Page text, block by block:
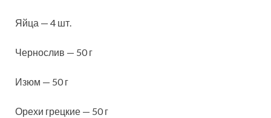
Яйца — 4 шт.
Чернослив — 50 г
Изюм — 50 г
Орехи грецкие — 50 г